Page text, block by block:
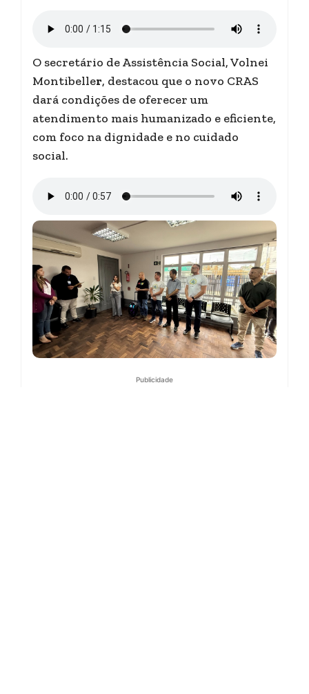
O secretário de Assistência Social, Volnei
Montibeller, destacou que o novo CRAS
dará condições de oferecer um
atendimento mais humanizado e eficiente,
com foco na dignidade e no cuidado
social.
Publicidade